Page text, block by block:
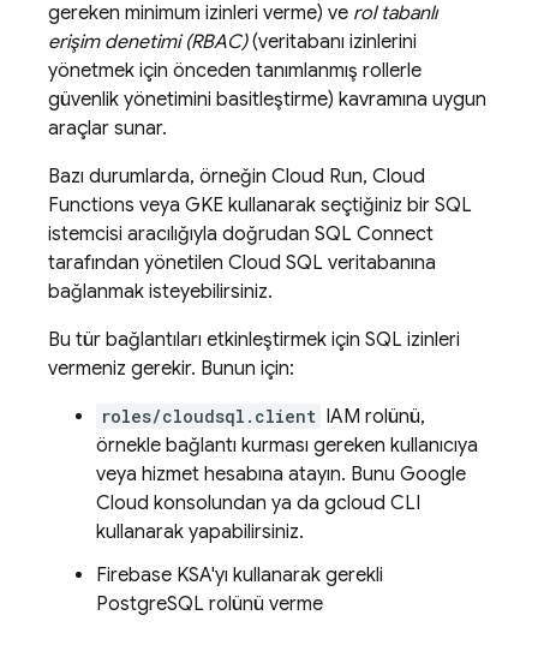
gereken minimum izinleri verme) ve rol tabanlı
erişim denetimi (RBAC)(veritabanı izinlerini
yönetmek için önceden tanımlanmış rollerle
güvenlik yönetimini basitleştirme) kavramına uygun
araçlar sunar.
Bazı durumlarda, örneğin Cloud Run, Cloud
Functions veya GKE kullanarak seçtiğiniz bir SQL
istemcisi aracılığıyla doğrudan SQL Connect
tarafından yönetilen Cloud SQL veritabanına
bağlanmak isteyebilirsiniz.
Bu tür bağlantıları etkinleştirmek için SQL izinleri
vermeniz gerekir. Bunun için:
roles/cloudsql.client IAM rolünü,
örnekle bağlantı kurması gereken kullanıcıya
veya hizmet hesabına atayın. Bunu Google
Cloud konsolundan ya da gcloud CLI
kullanarak yapabilirsiniz.
Firebase KSA'yı kullanarak gerekli
PostgreSQL rolünü verme